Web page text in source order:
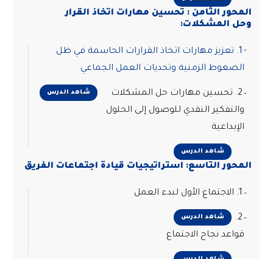
المحور الثامن : تحسين مهارات اتخاذ القرار
وحل المشكلات:
1. تعزيز مهارات اتخاذ القرارات الحاسمة في ظل
الضغوط الزمنية وتحديات العمل الجماعي
شاهد الدرس
2. تحسين مهارات حل المشكلات
والتفكير النقدي للوصول إلى الحلول
الإبداعية
شاهد الدرس
المحور التاسع: استراتيجيات قيادة اجتماعات الفريق
شاهد الدرس
2.
قواعد نجاح الاجتماع